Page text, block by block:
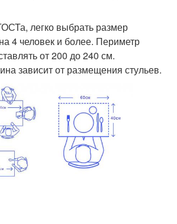
легко выбрать размер
4 человек и более. Периметр
от 200 до 240 см.
зависит от размещения стульев.